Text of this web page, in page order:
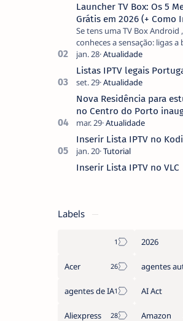
Launcher TV Box: Os 5
Grátis em 2026 (+ Como
Se tens uma TV Box Android ,
conheces a sensação: ligas a
ver um filme e o ecrã inicial
coberto de sugestões que
pediste, ban…
Listas IPTV legais
Nova Residência para
no Centro do Porto
Inserir Lista IPTV no Kodi
Inserir Lista IPTV no VLC
Labels
2026
Acer
agentes de IA AI Act
Aliexpress Amazon